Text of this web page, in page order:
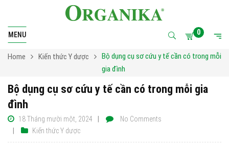
MENU 0
Home Kiến thức Y dược
Bộ dụng cụ sơ cứu y tế cần có trong mỗi
gia đình
Bộ dụng cụ sơ cứu y tế cần có trong mỗi gia
đình
18 Tháng mười một, 2024
Kiến thức Y dược
No Comments